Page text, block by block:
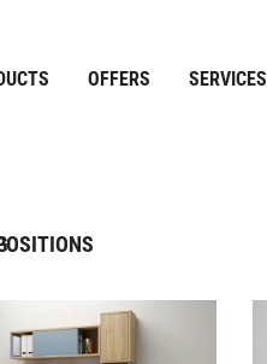
OFFERS SERVICES